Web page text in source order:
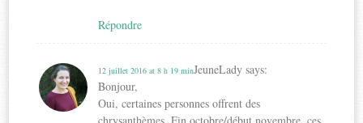
Répondre
JeuneLady says:
12 juillet 2016 at 8 h 19 min
Bonjour,
Oui, certaines personnes offrent des